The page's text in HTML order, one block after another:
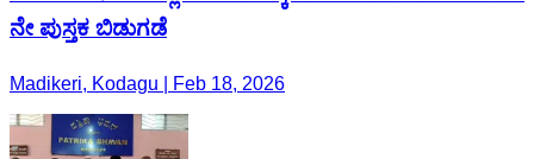
ನೇ ಪುಸ್ತಕ ಬಿಡುಗಡೆ
Madikeri, Kodagu | Feb 18, 2026